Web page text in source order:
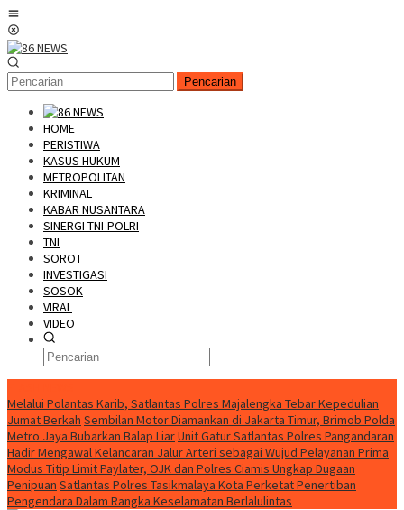
Loncat
ke
konten
Pencarian
HOME
PERISTIWA
KASUS HUKUM
METROPOLITAN
KRIMINAL
KABAR NUSANTARA
SINERGI TNI-POLRI
TNI
SOROT
INVESTIGASI
SOSOK
VIRAL
VIDEO
Melalui Polantas Karib, Satlantas Polres Majalengka Tebar Kepedulian
Jumat Berkah Sembilan Motor Diamankan di Jakarta Timur, Brimob Polda
Metro Jaya Bubarkan Balap LiarUnit Gatur Satlantas Polres Pangandaran
Hadir Mengawal Kelancaran Jalur Arteri sebagai Wujud Pelayanan Prima
Modus Titip Limit Paylater, OJK dan Polres Ciamis Ungkap Dugaan
Penipuan Satlantas Polres Tasikmalaya Kota Perketat Penertiban
Pengendara Dalam Rangka Keselamatan Berlalulintas